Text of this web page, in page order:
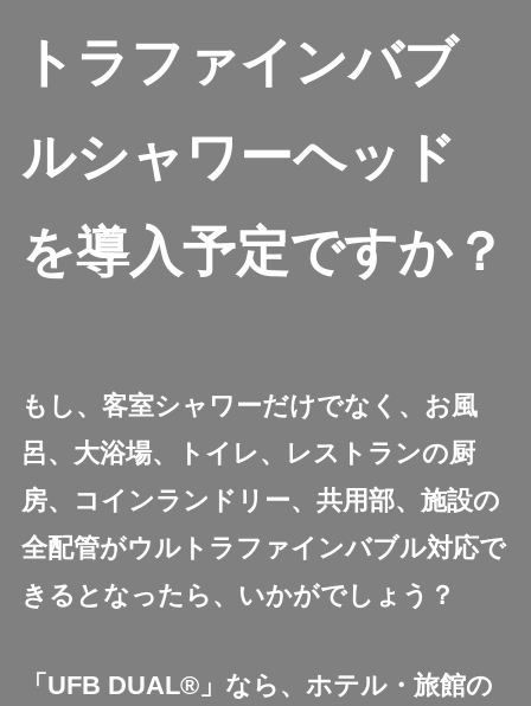
トラファインバブ
ルシャワーヘッド
を導入予定ですか？
もし、客室シャワーだけでなく、お風
呂、大浴場、トイレ、レストランの厨
房、コインランドリー、共用部、施設の
全配管がウルトラファインバブル対応で
きるとなったら、いかがでしょう？
「UFB DUAL®」なら、ホテル・旅館の